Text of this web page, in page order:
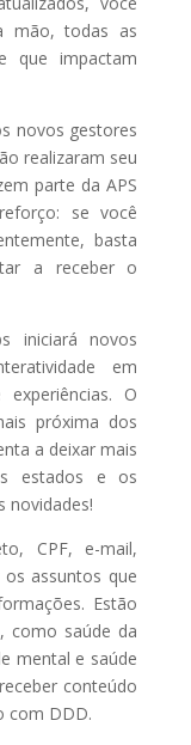
mão, todas as
que impactam
novos gestores
realizaram seu
parte da APS
se você
basta
a receber o
iniciará novos
em
O
próxima dos
a deixar mais
estados e os
novidades!
CPF, e-mail,
assuntos que
Estão
como saúde da
mental e saúde
conteúdo
com DDD.